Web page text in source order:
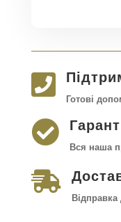

Готові

Вся наша
